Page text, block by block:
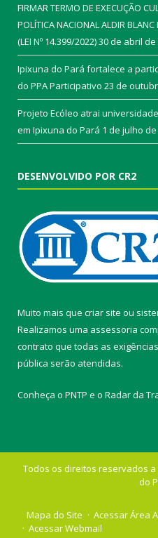
FIRMAR TERMO DE EXECUÇÃO
POLÍTICA NACIONAL ALDIR
(LEI Nº 14.399/2022)30 de abril de
Ipixuna do Pará fortalece a
do PPA Participativo 23 de
Projeto Ecóleo atrai
em Ipixuna do Pará 1 de julho de
DESENVOLVIDO POR CR2
Muito mais que criar site ou
Realizamos uma assessoria
contrato que todas as
pública serão atendidas.
Conheça o PNTP e o Radar da
Todos os direitos reservados
do
Mapa do Site
Acessar Área
Acessar Webmail